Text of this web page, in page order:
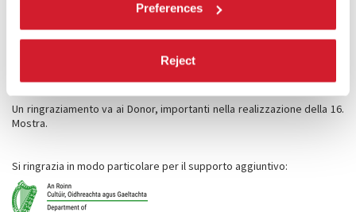
Preferences
Reject
Gottlieb Steen & Hamilton LLP
Si ringrazia il Ministero dei Beni e delle Attività Culturali e del Turismo,
le Istituzioni del territorio che in vario modo sostengono La Biennale,
il Comune di Venezia, la Regione del Veneto, la
diVeneziae Laguna, la Marina Militare.
Un ringraziamento va ai Donor, importanti nella realizzazione della 16.
Mostra.
Si ringrazia in modo particolare per il supporto aggiuntivo: